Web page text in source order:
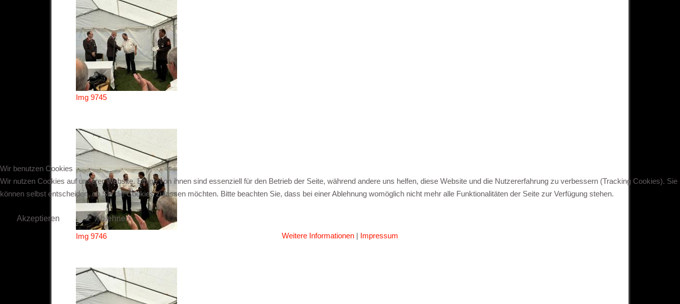
Img 9745
Img 9746
Wir benutzen Cookies
Wir nutzen Cookies auf unserer Website. Einige von ihnen sind essenziell für den Betrieb der Seite, während andere uns helfen, diese Website und die Nutzererfahrung zu verbessern (Tracking Cookies). Sie
können selbst entscheiden, ob Sie die Cookies zulassen möchten. Bitte beachten Sie, dass bei einer Ablehnung womöglich nicht mehr alle Funktionalitäten der Seite zur Verfügung stehen.
Akzeptieren
Ablehnen
Weitere Informationen | Impressum